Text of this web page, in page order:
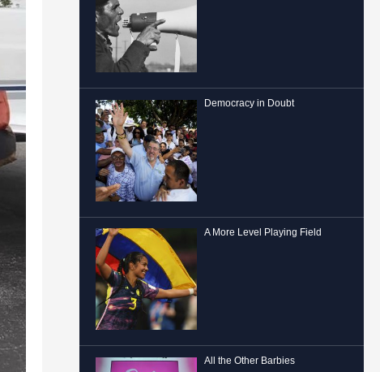
Democracy in Doubt
A More Level Playing Field
All the Other Barbies